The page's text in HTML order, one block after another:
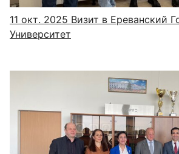
11 окт. 2025 Визит в Ереванский
Университет